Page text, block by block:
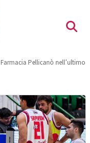
Pellicanò nell’ultimo